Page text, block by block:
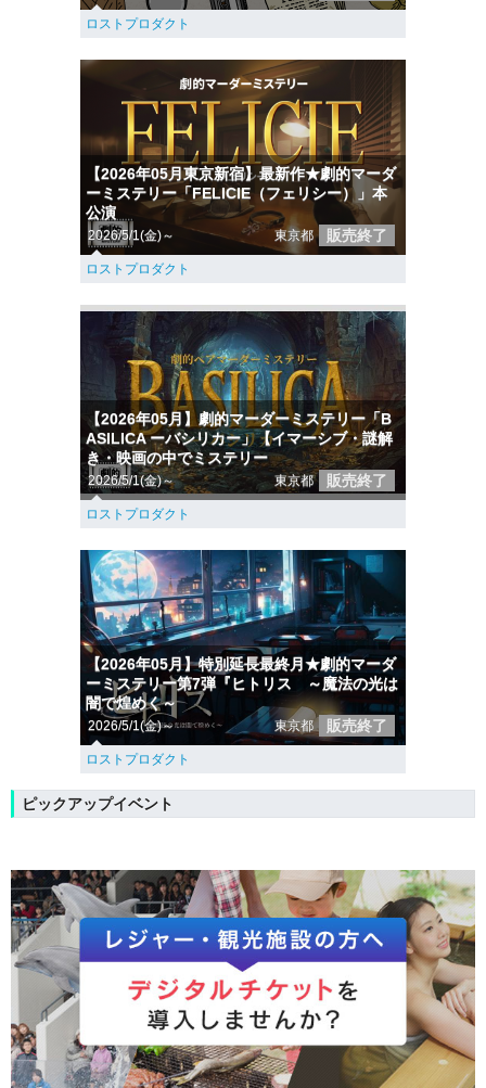
ロストプロダクト
【2026年05月東京新宿】最新作★劇的マーダ
ーミステリー「FELICIE（フェリシー）」本
公演
2026/5/1(金)～ 東京都 販売終了
ロストプロダクト
【2026年05月】劇的マーダーミステリー「B
ASILICA ーバシリカー」【イマーシブ・謎解
き・映画の中でミステリー
2026/5/1(金)～ 東京都 販売終了
ロストプロダクト
【2026年05月】特別延長最終月★劇的マーダ
ーミステリー第7弾『ヒトリス ～魔法の光は
闇で煌めく～
2026/5/1(金)～ 東京都 販売終了
ロストプロダクト
ピックアップイベント